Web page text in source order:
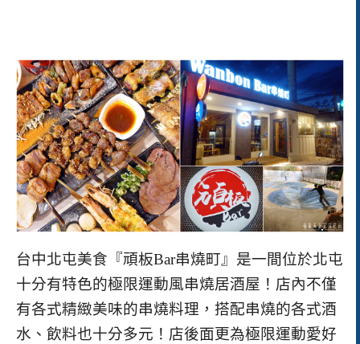
台中北屯美食『頑板Bar串燒町』是一間位於北屯
十分有特色的極限運動風串燒居酒屋！店內不僅
有各式精緻美味的串燒料理，搭配串燒的各式酒
水、飲料也十分多元！店後面更為極限運動愛好